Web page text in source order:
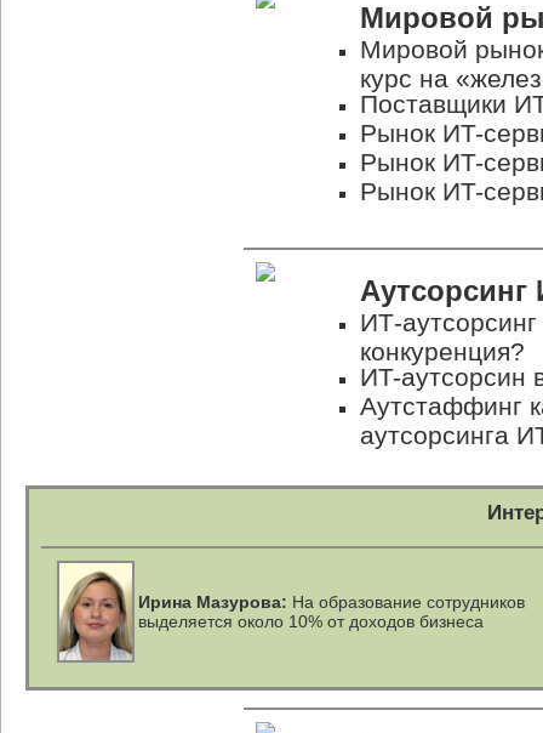
Мировой
Мировой
курс на
Поставщики
Рынок ИT-
Рынок ИT-
Рынок ИT-
Аутсорсинг
ИТ-аутсорсинг
конкуренция?
ИT-аутсорсин
Аутстаффинг
аутсорсинга
Ирина Мазурова: На образование сотрудников
выделяется около 10% от доходов бизнеса